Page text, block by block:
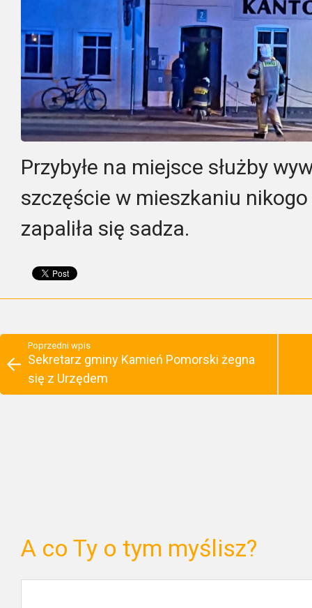
Przybyłe na miejsce służby
szczęście w mieszkaniu nikogo
zapaliła się sadza.
Poprzedni wpis
Sekretarz gminy Kamień Pomorski żegna
się z Urzędem
A co Ty o tym myślisz?